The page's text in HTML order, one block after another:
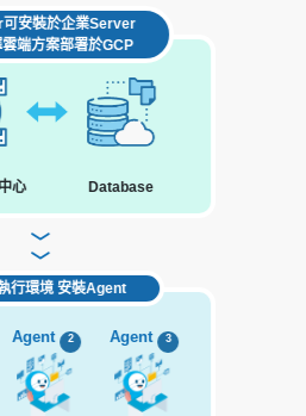
安裝於企業Server
端方案部署於GCP
心 Database
〉〉
行環境 安裝Agent
Agent 2 Agent 3